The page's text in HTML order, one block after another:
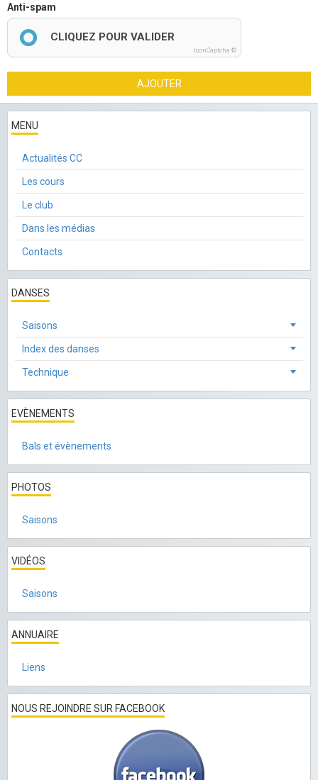
Anti-spam
CLIQUEZ POUR VALIDER
IconCaptcha ©
AJOUTER
MENU
Actualités CC
Les cours
Le club
Dans les médias
Contacts
DANSES
Saisons
Index des danses
Technique
EVÈNEMENTS
Bals et évènements
PHOTOS
Saisons
VIDÉOS
Saisons
ANNUAIRE
Liens
NOUS REJOINDRE SUR FACEBOOK